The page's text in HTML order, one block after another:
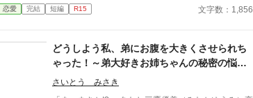
った一人の消防士さんが・・・私に言った。 「俺は
覚悟しとけよ？」 ※お話に出てくる内容は、全て想
像の世界です。現実世界とは何ら関係ありません。
メンタルが薄氷なもので・・・すみません。 言葉も
恋愛 完結 短編 R15 文字数：1,856
どうしよう私、弟にお腹を大きくさせられち
ゃった！～弟大好きお姉ちゃんの秘密の悩み
～
さいとう みさき